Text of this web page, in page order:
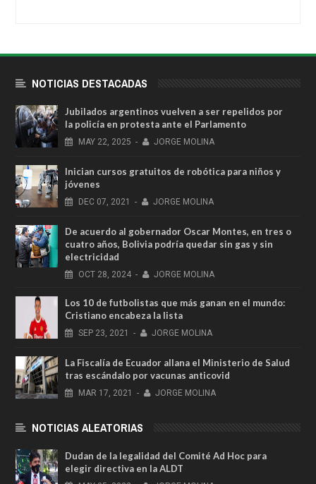
NOTICIAS DESTACADAS
Jubilados argentinos vuelven a ser repelidos por
la policía en protesta ante el Parlamento
MAY 22, 2025 - JORGE MOLINA
Inician cursos gratuitos de robótica para niños y
jóvenes
DEC 07, 2021 - JORGE MOLINA
De acuerdo al gobernador Oscar Montes, en tres o
cuatro años, Bolivia podría quedar sin gas y sin
electricidad
OCT 28, 2024 - JORGE MOLINA
Los 10 de futbolistas que más ganan en el mundo:
Cristiano encabeza la lista
SEP 23, 2021 - JORGE MOLINA
La Fiscalía de Ecuador allana el Ministerio de Salud
tras escándalo por vacunas anticovid
MAR 17, 2021 - JORGE MOLINA
NOTICIAS ALEATORIAS
Dudan de la legalidad del Comité Ad Hoc para
elegir directiva en la ALDT